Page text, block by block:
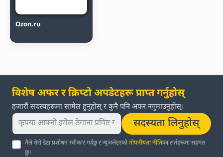
Ozon.ru
विशेष अफर र क्रिप्टो अपडेटहरू प्राप्त गर्नुहोस्
हजारौं सदस्यहरूमा सामेल हुनुहोस् र कुनै पनि अफर नगुमाउनुहोस्।
सदस्यता लिनुहोस्
मैले मेरो डेटा प्रशोधन स्वीकार गर्दछु र न्यूजलेटरकोगोपनीयता नीतिका सर्तहरूमा सहमत
छु।